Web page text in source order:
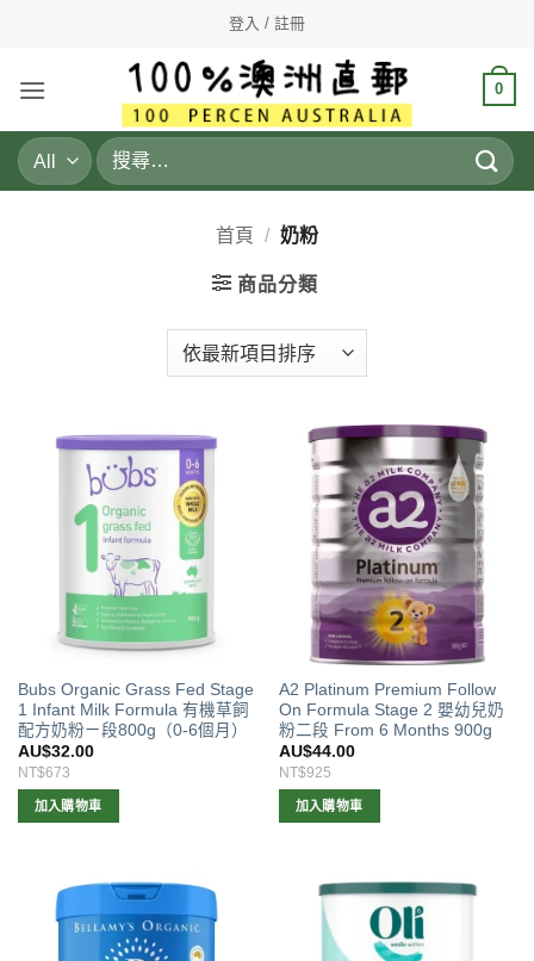
登入 / 註冊
0
搜
尋
首頁 / 奶粉
商品分類
Bubs Organic Grass Fed Stage
1 Infant Milk Formula 有機草飼
配方奶粉ㄧ段800g（0-6個月）
AU$32.00
NT$673
加入購物車
A2 Platinum Premium Follow
On Formula Stage 2 嬰幼兒奶
粉二段 From 6 Months 900g
AU$44.00
NT$925
加入購物車